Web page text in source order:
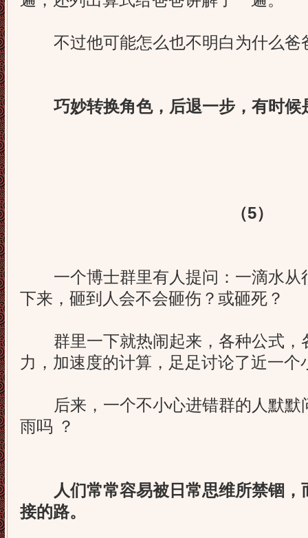
不过他可能怎么也不明白为什么爸
巧妙转换角色，后退一步，有时候
（5）
一个博士群里有人提问：一滴水从
下来，砸到人会不会砸伤？或砸死？
群里一下就热闹起来，各种公式，
力，加速度的计算，足足讨论了近一个
后来，一个不小心进错群的人默默
雨吗 ？
人们常常容易被日常思维所禁锢，
接的路。